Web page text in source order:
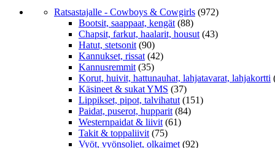
Ratsastajalle - Cowboys & Cowgirls (972)
Bootsit, saappaat, kengät (88)
Chapsit, farkut, haalarit, housut (43)
Hatut, stetsonit (90)
Kannukset, rissat (42)
Kannusremmit (35)
Korut, huivit, hattunauhat, lahjatavarat, lahjakortti
Käsineet & sukat YMS (37)
Lippikset, pipot, talvihatut (151)
Paidat, puserot, hupparit (84)
Westernpaidat & liivit (61)
Takit & toppaliivit (75)
Vyöt, vyönsoljet, olkaimet (92)